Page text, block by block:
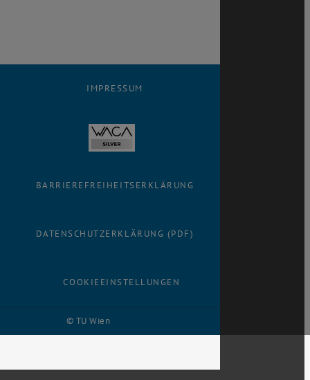
© TU Wien
IMPRESSUM
BARRIEREFREIHEITSERKLÄRUNG
DATENSCHUTZERKLÄRUNG (PDF)
COOKIEEINSTELLUNGEN